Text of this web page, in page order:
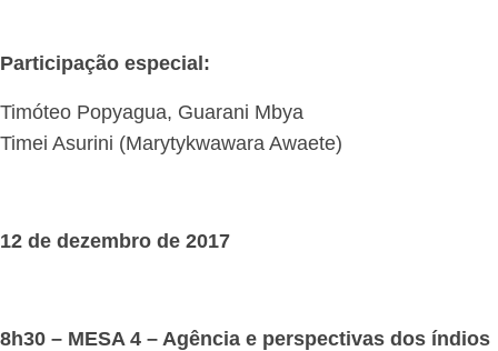
Participação especial:
Timóteo Popyagua, Guarani Mbya
Timei Asurini (Marytykwawara Awaete)
12 de dezembro de 2017
8h30 – MESA 4 – Agência e perspectivas dos índios